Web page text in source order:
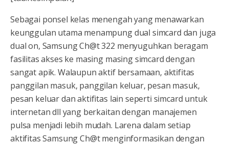
Sebagai ponsel kelas menengah yang menawarkan
keunggulan utama menampung dual simcard dan juga
dual on, Samsung Ch@t 322 menyuguhkan beragam
fasilitas akses ke masing masing simcard dengan
sangat apik. Walaupun aktif bersamaan, aktifitas
panggilan masuk, panggilan keluar, pesan masuk,
pesan keluar dan aktifitas lain seperti simcard untuk
internetan dll yang berkaitan dengan manajemen
pulsa menjadi lebih mudah. Larena dalam setiap
aktifitas Samsung Ch@t menginformasikan dengan